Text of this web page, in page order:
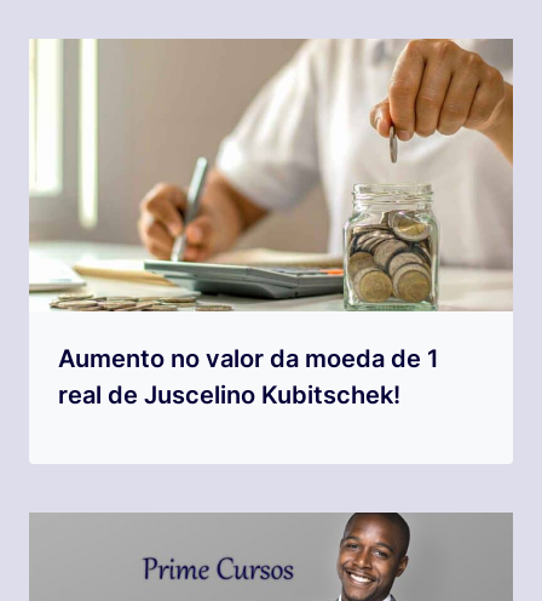
Aumento no valor da moeda de 1
real de Juscelino Kubitschek!